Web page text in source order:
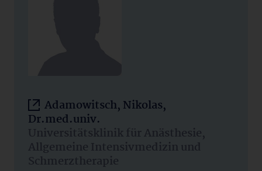
Adamowitsch, Nikolas,
Dr.med.univ.
Universitätsklinik für Anästhesie,
Allgemeine Intensivmedizin und
Schmerztherapie